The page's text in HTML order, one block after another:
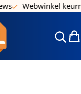
Webwinkel